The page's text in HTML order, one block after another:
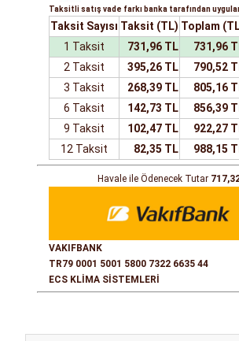
Taksitli satış vade farkı banka tarafından
Taksit Sayısı Taksit (TL) Toplam
1 Taksit
731,96 TL
731,96
2 Taksit
395,26 TL
790,52
3 Taksit
268,39 TL
805,16
6 Taksit
142,73 TL
856,39
9 Taksit
102,47 TL
922,27
12 Taksit
82,35 TL 988,15
Havale ile Ödenecek Tutar
VAKIFBANK
TR79 0001 5001 5800 7322 6635 44
ECS KLİMA SİSTEMLERİ